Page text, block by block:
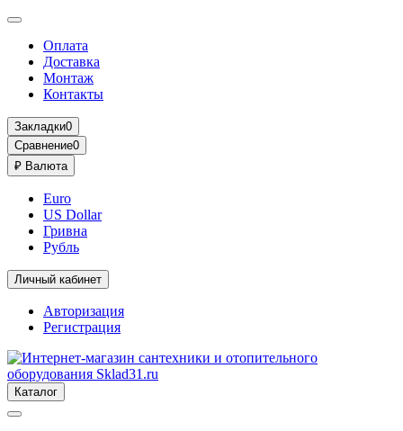
Оплата
Доставка
Монтаж
Контакты
Закладки0
Сравнение0
₽ Валюта
Euro
US Dollar
Гривна
Рубль
Личный кабинет
Авторизация
Регистрация
Каталог